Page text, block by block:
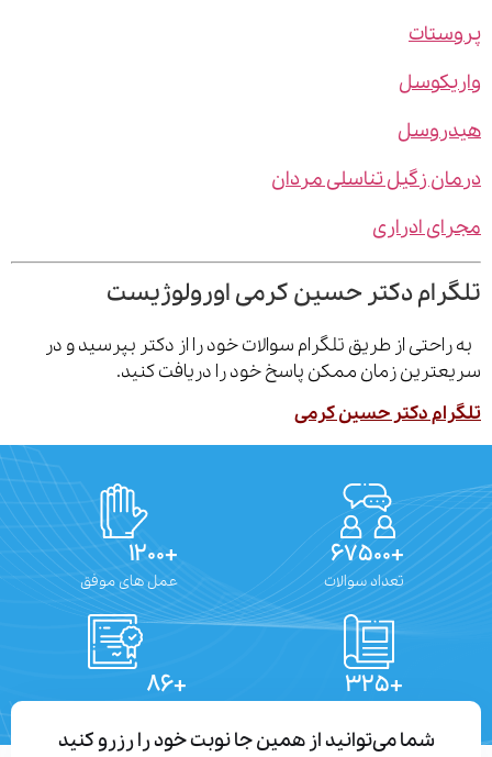
زگیل تناسلی مردان
ادراری
دکتر حسین کرمی اورولوژیست
از طریق تلگرام سوالات خود را از دکتر بپرسید و در
زمان ممکن پاسخ خود را دریافت کنید.
دکتر حسین کرمی
تعداد سوالات عمل های موفق
شما می‌توانید از همین جا نوبت خود را رزرو کنید